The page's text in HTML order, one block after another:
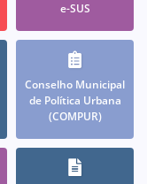
e-SUS
Conselho Municipal
de Política Urbana
(COMPUR)